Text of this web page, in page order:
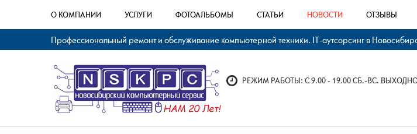
О КОМПАНИИ УСЛУГИ ФОТОАЛЬБОМЫ СТАТЬИ НОВОСТИ ОТЗЫВЫ
Профессиональный ремонт и обслуживание компьютерной техники. IT-аутсорсинг в
РЕЖИМ РАБОТЫ: С 9.00 - 19.00 СБ.-ВС.